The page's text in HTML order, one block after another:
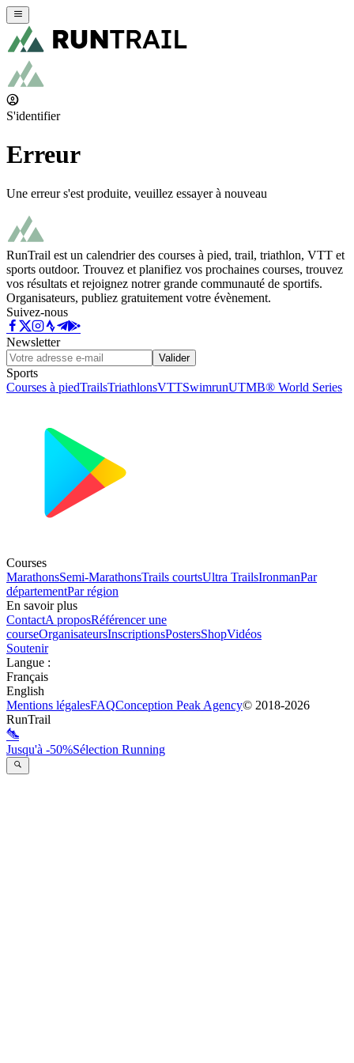
S'identifier
Erreur
Une erreur s'est produite, veuillez essayer à nouveau
RunTrail est un calendrier des courses à pied, trail, triathlon, VTT et
sports outdoor. Trouvez et planifiez vos prochaines courses, trouvez
vos résultats et rejoignez notrer grande communauté de sportifs.
Organisateurs, publiez gratuitement votre évènement.
Suivez-nous
Newsletter
Valider
Sports
Courses à piedTrailsTriathlonsVTTSwimrunUTMB® World Series
Courses
MarathonsSemi-MarathonsTrails courtsUltra TrailsIronmanPar
départementPar région
En savoir plus
ContactA proposRéférencer une
courseOrganisateursInscriptionsPostersShopVidéos
Soutenir
Langue :
Français
English
Mentions légalesFAQConception Peak Agency© 2018-2026
RunTrail
Jusqu'à -50%Sélection Running